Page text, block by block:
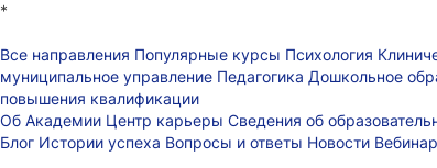
*
Все направления Популярные курсы Психология
муниципальное управление Педагогика Дошкольное
повышения квалификации
Об Академии Центр карьеры Сведения об
Блог Истории успеха Вопросы и ответы Новости